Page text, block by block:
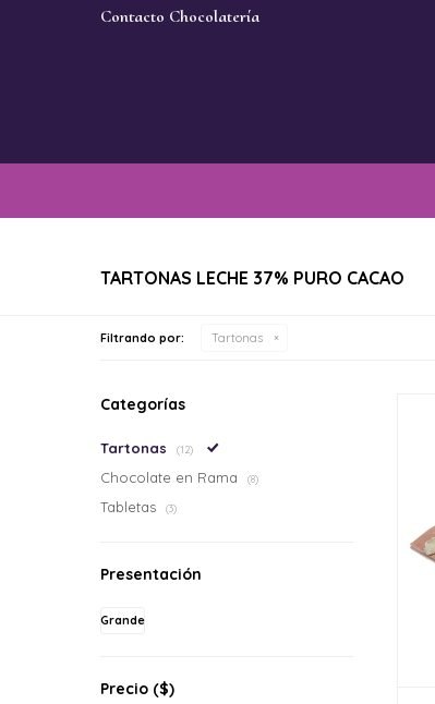
Contacto Chocolatería
TARTONAS LECHE 37% PURO CACAO
Filtrando por: Tartonas
Categorías
Tartonas (12)
Chocolate en Rama (8)
Tabletas (3)
Presentación
Grande
Precio ($)